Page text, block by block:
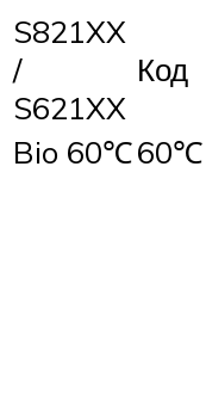
S821XX
/
S621XX
Код
Bio 60℃60℃